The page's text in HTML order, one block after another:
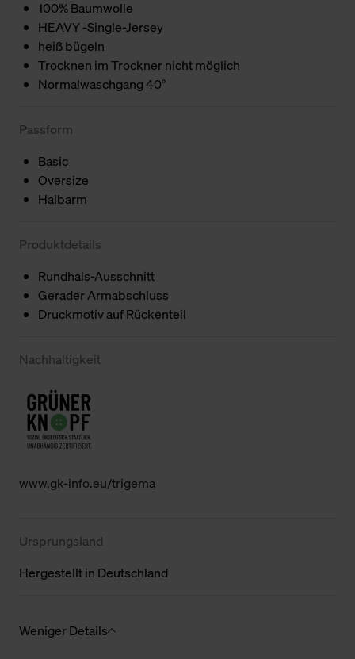
100% Baumwolle
HEAVY -Single-Jersey
heiß bügeln
Trocknen im Trockner nicht möglich
Normalwaschgang 40°
Passform
Basic
Oversize
Halbarm
Produktdetails
Rundhals-Ausschnitt
Gerader Armabschluss
Druckmotiv auf Rückenteil
Nachhaltigkeit
www.gk-info.eu/trigema
Ursprungsland
Hergestellt in Deutschland
Weniger Details